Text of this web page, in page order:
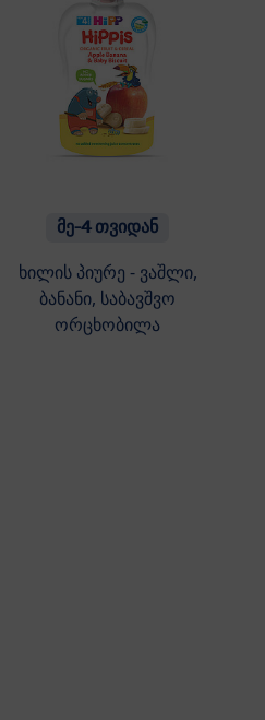
მე-4 თვიდან
ხილის პიურე - ვაშლი,
ბანანი, საბავშვო
ორცხობილა